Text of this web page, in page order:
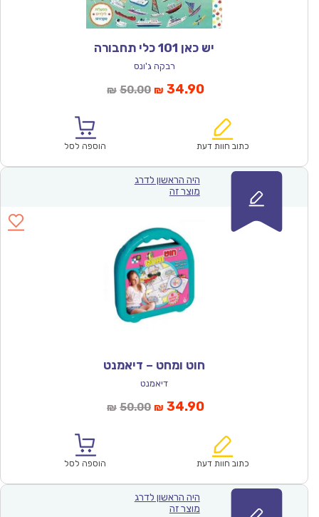
יש כאן 101 כלי תחבורה
רבקה ג'ונס
₪ 50.00המחיר
₪50.00.
₪ 34.90המחיר
הוא:
כתוב חוות דעת הוספה לסל
היה הראשון לדרג
מוצר זה
חוט ומחט – דיאמנט
דיאמנט
₪ 50.00המחיר
₪50.00.
₪ 34.90המחיר
הוא:
כתוב חוות דעת הוספה לסל
היה הראשון לדרג
מוצר זה